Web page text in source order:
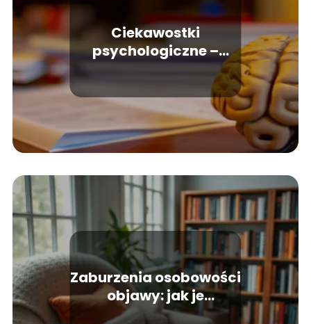
Ciekawostki
psychologiczne –
zaskakujące fakty o
ludzkim umyśle
Zaburzenia osobowości
objawy: jak je
rozpoznać i kiedy